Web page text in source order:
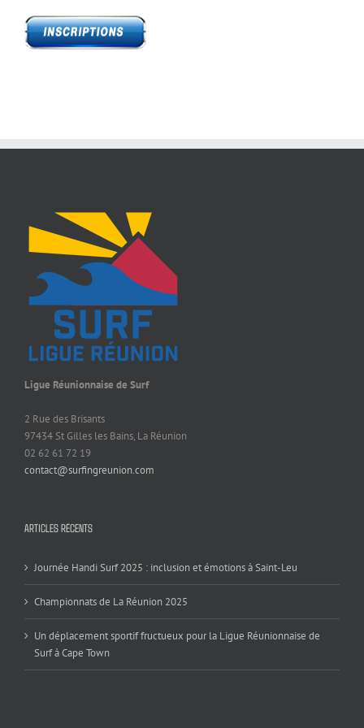
Ligue Réunionnaise de Surf
2 Rue des Brisants
97434 St Gilles les Bains, La Réunion
02 62 61 72 19
contact@surfingreunion.com
ARTICLES RÉCENTS
Journée Handi Surf 2025 : inclusion et émotions à Saint-Leu
Championnats de La Réunion 2025
Un déplacement sportif fructueux pour la Ligue Réunionnaise de
Surf à Cape Town